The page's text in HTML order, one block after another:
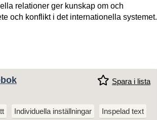
relationer ger kunskap om och
och konflikt i det internationella systemet.
Spara i lista
Individuella inställningar
Inspelad text